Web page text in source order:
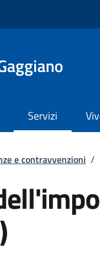
Servizi
e contravvenzioni /